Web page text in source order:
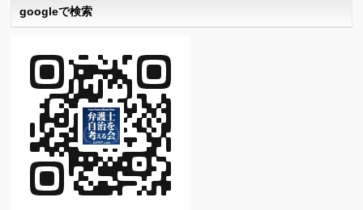
googleで検索